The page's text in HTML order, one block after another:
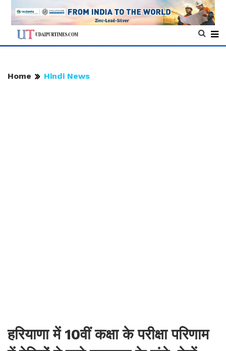
Home Hindi News
हरियाणा में 10वीं कक्षा के परीक्षा परिणाम